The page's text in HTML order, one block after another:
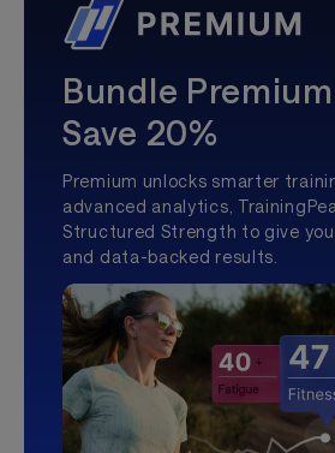
Bundle
Save 20%
Premium unlocks smarter
advanced analytics,
Structured Strength to give
and data-backed results.